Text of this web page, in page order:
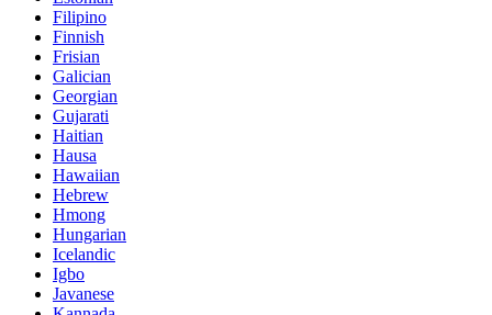
Filipino
Finnish
Frisian
Galician
Georgian
Gujarati
Haitian
Hausa
Hawaiian
Hebrew
Hmong
Hungarian
Icelandic
Igbo
Javanese